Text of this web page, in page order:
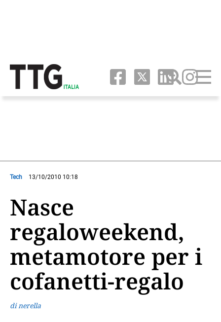
Tech 13/10/2010 10:18
Nasce
regaloweekend,
metamotore per i
cofanetti-regalo
di nerella